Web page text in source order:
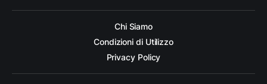
Chi Siamo
Condizioni di Utilizzo
Privacy Policy